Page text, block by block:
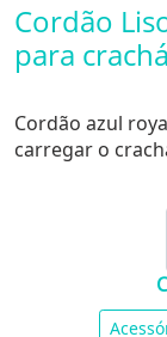
Cordão
para
Cordão azul
carregar o